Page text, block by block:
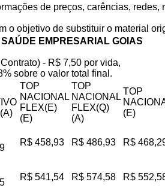
de preços, carências,
o objetivo de substituir o material
EMPRESARIAL GOIAS
- R$ 7,50 por vida,
sobre o valor total final.
TOP
NACIONAL
FLEX(E)
(E)
TOP
NACIONAL
FLEX(Q)
(A)
TOP
(E)
R$ 458,93 R$ 486,93 R$
R$ 541,54 R$ 574,58 R$